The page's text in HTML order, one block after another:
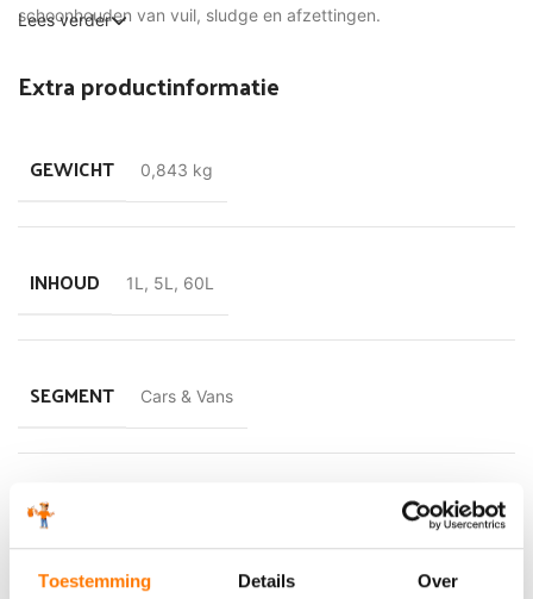
Toestemming Details Over
schoonhouden van vuil, sludge en afzettingen.
smeerfilm bij de koude start en een hoge thermische stabiliteit
Lees verder
Extra productinformatie
GEWICHT 0,843 kg
INHOUD 1L , 5L , 60L
SEGMENT Cars & Vans
VLAMPUNT